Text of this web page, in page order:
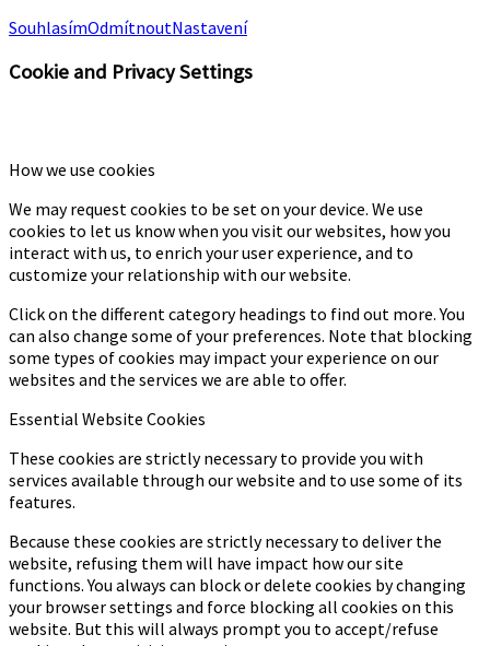
SouhlasímOdmítnoutNastavení
Cookie and Privacy Settings
How we use cookies
We may request cookies to be set on your device. We use
cookies to let us know when you visit our websites, how you
interact with us, to enrich your user experience, and to
customize your relationship with our website.
Click on the different category headings to find out more. You
can also change some of your preferences. Note that blocking
some types of cookies may impact your experience on our
websites and the services we are able to offer.
Essential Website Cookies
These cookies are strictly necessary to provide you with
services available through our website and to use some of its
features.
Because these cookies are strictly necessary to deliver the
website, refusing them will have impact how our site
functions. You always can block or delete cookies by changing
your browser settings and force blocking all cookies on this
website. But this will always prompt you to accept/refuse